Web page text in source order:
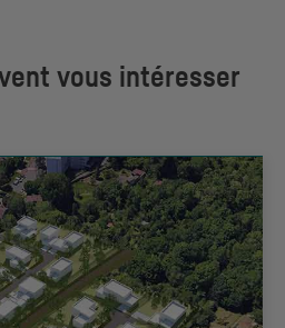
vous intéresser